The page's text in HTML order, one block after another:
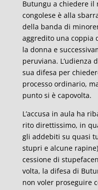
Butungu a chiedere il
congolese è alla
della banda di
aggredito una coppia
la donna e
peruviana. L’udienza
sua difesa per
processo ordinario,
punto si è capovolta.
L’accusa in aula ha
rito direttissimo, in
gli addebiti su quasi
stupri e alcune
cessione di
volta, la difesa di
non voler proseguire